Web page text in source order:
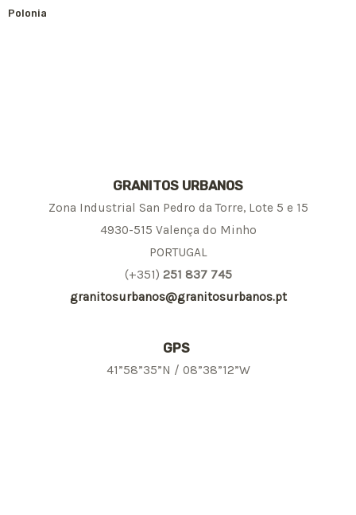
Polonia
GRANITOS URBANOS
Zona Industrial San Pedro da Torre, Lote 5 e 15
4930-515 Valença do Minho
PORTUGAL
(+351) 251 837 745
granitosurbanos@granitosurbanos.pt
GPS
41”58”35”N / 08”38”12”W